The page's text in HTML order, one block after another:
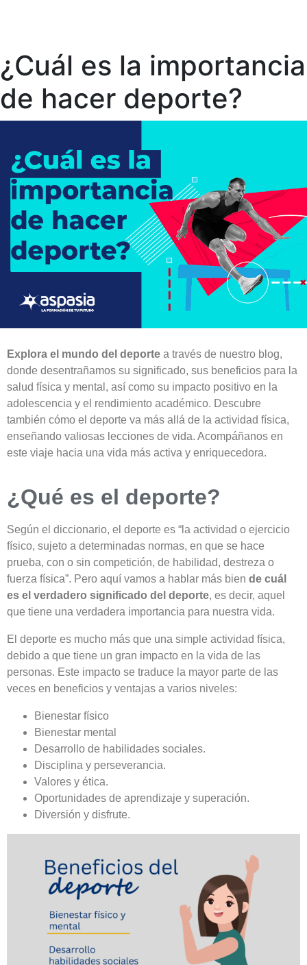
¿Cuál es la importancia
de hacer deporte?
Explora el mundo del deporte a través de nuestro blog,
donde desentrañamos su significado, sus beneficios para la
salud física y mental, así como su impacto positivo en la
adolescencia y el rendimiento académico. Descubre
también cómo el deporte va más allá de la actividad física,
enseñando valiosas lecciones de vida. Acompáñanos en
este viaje hacia una vida más activa y enriquecedora.
¿Qué es el deporte?
Según el diccionario, el deporte es “la actividad o ejercicio
físico, sujeto a determinadas normas, en que se hace
prueba, con o sin competición, de habilidad, destreza o
fuerza física”. Pero aquí vamos a hablar más bien de cuál
es el verdadero significado del deporte, es decir, aquel
que tiene una verdadera importancia para nuestra vida.
El deporte es mucho más que una simple actividad física,
debido a que tiene un gran impacto en la vida de las
personas. Este impacto se traduce la mayor parte de las
veces en beneficios y ventajas a varios niveles:
Bienestar físico
Bienestar mental
Desarrollo de habilidades sociales.
Disciplina y perseverancia.
Valores y ética.
Oportunidades de aprendizaje y superación.
Diversión y disfrute.